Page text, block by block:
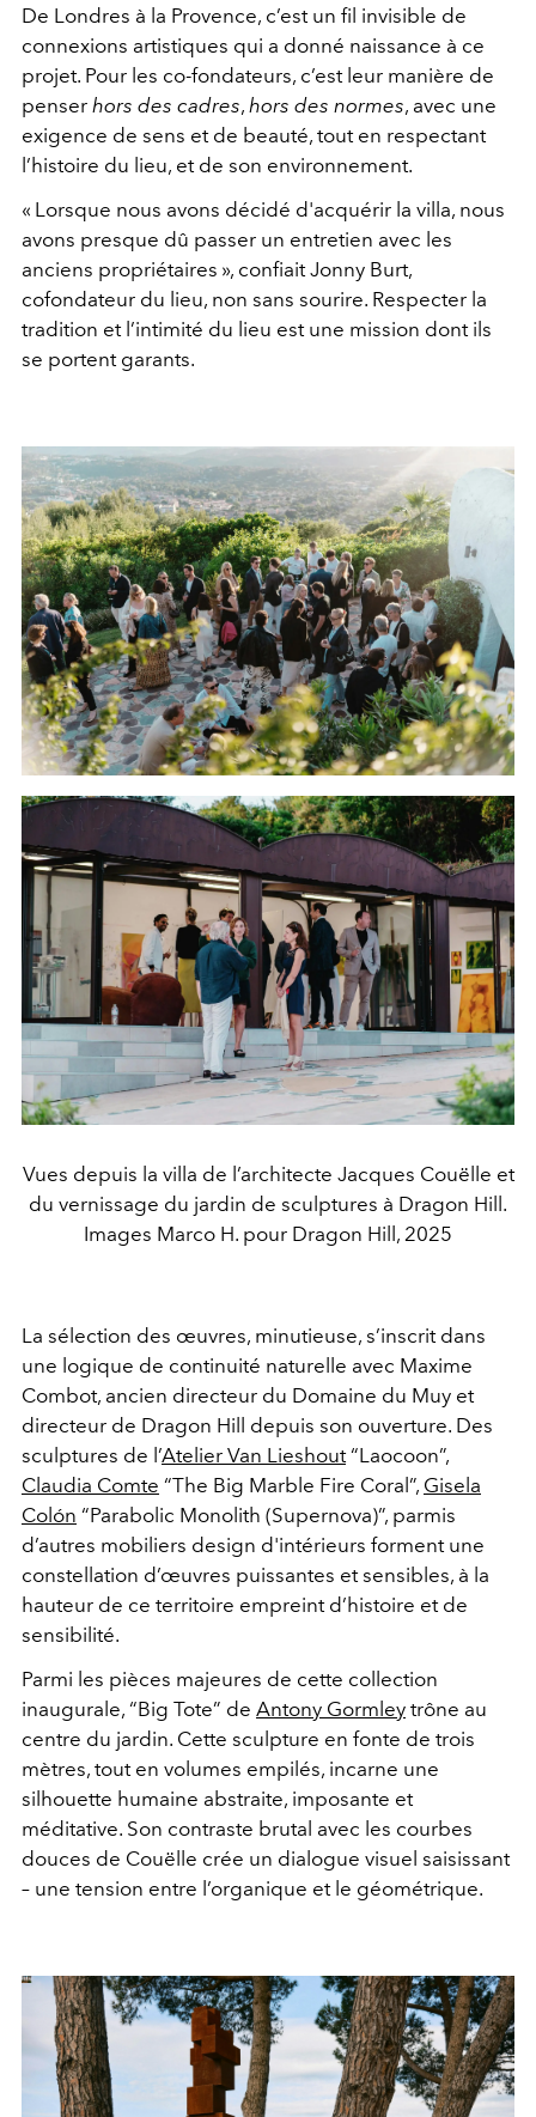
De Londres à la Provence, c’est un fil invisible de
connexions artistiques qui a donné naissance à ce
projet. Pour les co-fondateurs, c’est leur manière de
penser hors des cadres, hors des normes, avec une
exigence de sens et de beauté, tout en respectant
l’histoire du lieu, et de son environnement.
« Lorsque nous avons décidé d'acquérir la villa, nous
avons presque dû passer un entretien avec les
anciens propriétaires », confiait Jonny Burt,
cofondateur du lieu, non sans sourire. Respecter la
tradition et l’intimité du lieu est une mission dont ils
se portent garants.
Vues depuis la villa de l’architecte Jacques Couëlle et
du vernissage du jardin de sculptures à Dragon Hill.
Images Marco H. pour Dragon Hill, 2025
La sélection des œuvres, minutieuse, s’inscrit dans
une logique de continuité naturelle avec Maxime
Combot, ancien directeur du Domaine du Muy et
directeur de Dragon Hill depuis son ouverture. Des
sculptures de l’Atelier Van Lieshout“Laocoon”,
Claudia Comte “The Big Marble Fire Coral”, Gisela
Colón “Parabolic Monolith (Supernova)”, parmis
d’autres mobiliers design d'intérieurs forment une
constellation d’œuvres puissantes et sensibles, à la
hauteur de ce territoire empreint d’histoire et de
sensibilité.
Parmi les pièces majeures de cette collection
inaugurale, “Big Tote” de Antony Gormley trône au
centre du jardin. Cette sculpture en fonte de trois
mètres, tout en volumes empilés, incarne une
silhouette humaine abstraite, imposante et
méditative. Son contraste brutal avec les courbes
douces de Couëlle crée un dialogue visuel saisissant
– une tension entre l’organique et le géométrique.